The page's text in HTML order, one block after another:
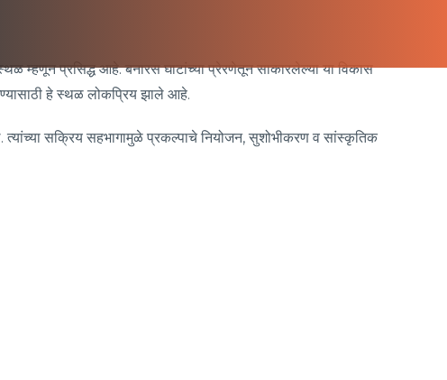
म्हणून प्रसिद्ध आहे. बनारस घाटांच्या प्रेरणेतून साकारलेल्या या विकास
हे स्थळ लोकप्रिय झाले आहे.
त्यांच्या सक्रिय सहभागामुळे प्रकल्पाचे नियोजन, सुशोभीकरण व सांस्कृतिक